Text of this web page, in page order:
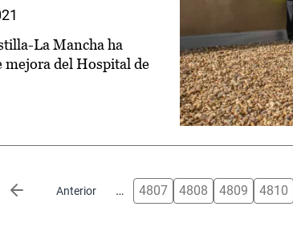
La Mancha ha
mejora del Hospital de
Anterior
Página anterior … 4807 4808 4809 4810